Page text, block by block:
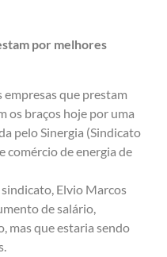
por melhores
que prestam
os braços hoje por uma
pelo Sinergia (Sindicato
comércio de energia de
Elvio Marcos
de salário,
mas que estaria sendo